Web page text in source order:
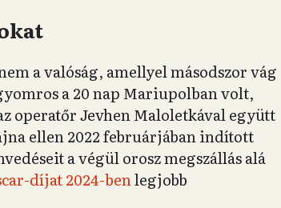
a valóság, amellyel másodszor vág
a 20 nap Mariupolban volt,
operatőr Jevhen Maloletkával együtt
ellen 2022 februárjában indított
a végül orosz megszállás alá
díjat 2024-benlegjobb